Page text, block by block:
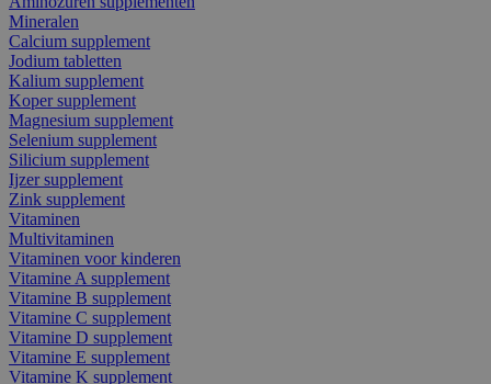
Mineralen
Calcium supplement
Jodium tabletten
Kalium supplement
Koper supplement
Magnesium supplement
Selenium supplement
Silicium supplement
Ijzer supplement
Zink supplement
Vitaminen
Multivitaminen
Vitaminen voor kinderen
Vitamine A supplement
Vitamine B supplement
Vitamine C supplement
Vitamine D supplement
Vitamine E supplement
Vitamine K supplement